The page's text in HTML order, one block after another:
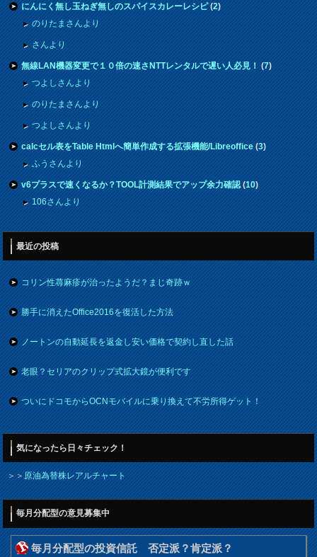
にんにく無し玉ねぎ無しのスパイスカレーレシピ(2)
のりたまさんより
さんより
無線LAN機器変更で１０倍の速さNTTレンタルで遅い人必見！(7)
つよしさんより
のりたまさんより
つよしさんより
calcセル表をTable Htmlへ簡単作成する拡張機能/Libreoffice(3)
ふうさんより
v6プラスで速くなるか？TOOL計測結果でアップ余力確認(10)
106さんより
最近の投稿
コリン性蕁麻疹が治ったようだ？まじ奇跡ｗ
勝手に消えたOffice2016を復活した方法
ノートンの自動延長を返金し安い価格で契約し直した話
老眼？セリアのクリップ式拡大鏡が便利です
ついにドコモからOCNモバイルに乗り換えて不労所得ゲット！
気になったら日々チェック！
＞＞原油為替株レアルチャート
毎月分配型の意見募集中
毎月分配型の投資信託 否定派？肯定派？